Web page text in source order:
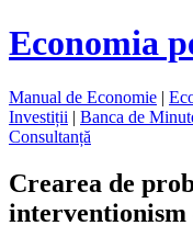
Economia
Manual de Economie |
Investiții | Banca de
Consultanță
Crearea de
interventionism